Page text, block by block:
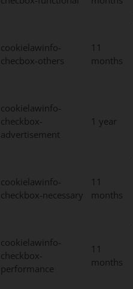
cookielawinfo-
checbox-others
11
months
cookielawinfo-
checkbox-
advertisement
1 year
cookielawinfo-
checkbox-necessary
11
months
cookielawinfo-
checkbox-
performance
11
months